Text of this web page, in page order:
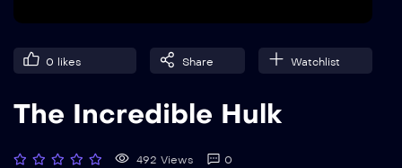
0 likes Share Watchlist
The Incredible Hulk
492 Views
0